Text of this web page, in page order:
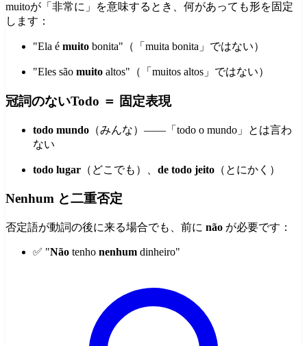
muitoが「非常に」を意味するとき、何があっても形を固定
します：
"Ela é muito bonita"（「muita bonita」ではない）
"Eles são muito altos"（「muitos altos」ではない）
冠詞のないTodo ＝ 固定表現
todo mundo （みんな）――「todo o mundo」とは言わ
ない
todo lugar （どこでも）、 de todo jeito （とにかく）
Nenhum と二重否定
否定語が動詞の後に来る場合でも、前に não が必要です：
✅ "Não tenho nenhum dinheiro"